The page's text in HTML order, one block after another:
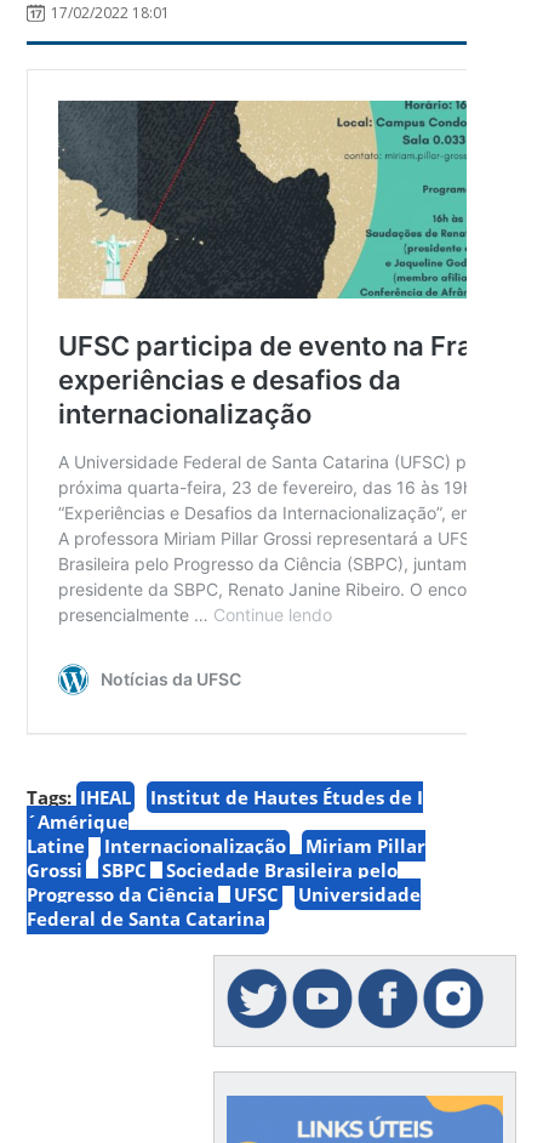
17/02/2022 18:01
Tags: IHEAL
Institut de Hautes Études de I
´Amérique
Latine
Internacionalização
Miriam Pillar
Grossi
SBPC
Sociedade Brasileira pelo
Progresso da Ciência
UFSC
Universidade
Federal de Santa Catarina